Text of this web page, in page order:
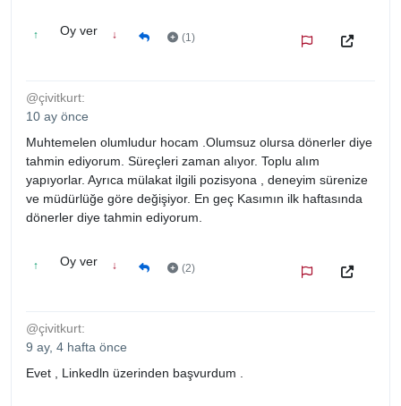
↑ Oy ver ↓ (1)
@çivitkurt:
10 ay önce
Muhtemelen olumludur hocam .Olumsuz olursa dönerler diye
tahmin ediyorum. Süreçleri zaman alıyor. Toplu alım
yapıyorlar. Ayrıca mülakat ilgili pozisyona , deneyim sürenize
ve müdürlüğe göre değişiyor. En geç Kasımın ilk haftasında
dönerler diye tahmin ediyorum.
↑ Oy ver ↓ (2)
@çivitkurt:
9 ay, 4 hafta önce
Evet , Linkedln üzerinden başvurdum .